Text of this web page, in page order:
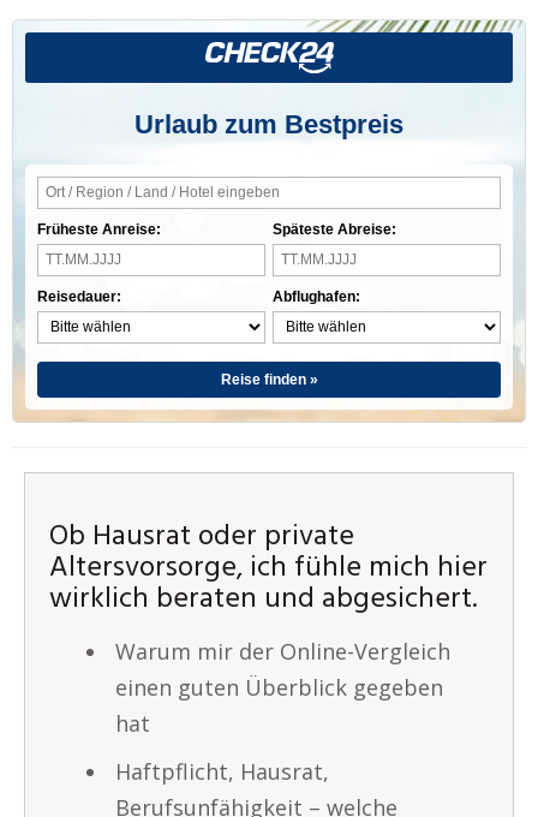
Urlaub zum Bestpreis
Früheste Anreise:
Reisedauer:
Späteste Abreise:
Abflughafen:
Reise finden »
Ob Hausrat oder private
Altersvorsorge, ich fühle mich hier
wirklich beraten und abgesichert.
Warum mir der Online-Vergleich
einen guten Überblick gegeben
hat
Haftpflicht, Hausrat,
Berufsunfähigkeit – welche